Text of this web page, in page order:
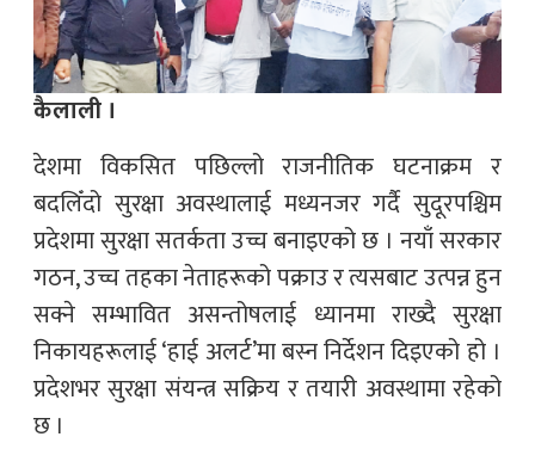
कैलाली ।
देशमा विकसित पछिल्लो राजनीतिक घटनाक्रम र
बदलिँदो सुरक्षा अवस्थालाई मध्यनजर गर्दै सुदूरपश्चिम
प्रदेशमा सुरक्षा सतर्कता उच्च बनाइएको छ । नयाँ सरकार
गठन, उच्च तहका नेताहरूको पक्राउ र त्यसबाट उत्पन्न हुन
सक्ने सम्भावित असन्तोषलाई ध्यानमा राख्दै सुरक्षा
निकायहरूलाई ‘हाई अलर्ट’मा बस्न निर्देशन दिइएको हो ।
प्रदेशभर सुरक्षा संयन्त्र सक्रिय र तयारी अवस्थामा रहेको
छ ।